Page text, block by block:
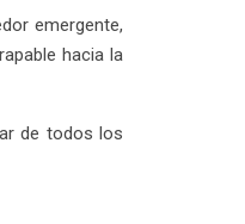
emergente,
hacia la
de todos los